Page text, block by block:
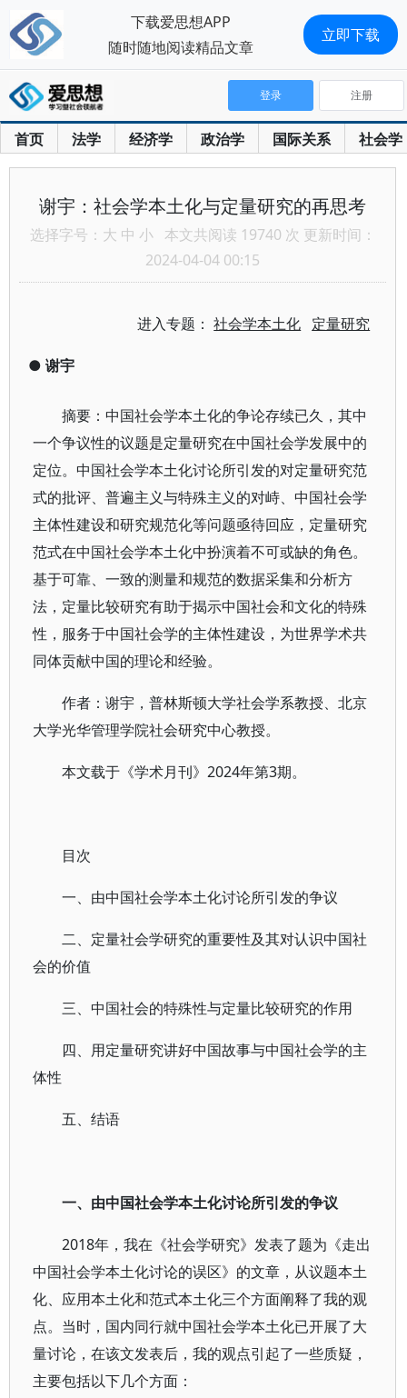
首页 法学 经济学 政治学 国际关系 社会学
登录 注册
谢宇：社会学本土化与定量研究的再思考
选择字号： 大 中 小 本文共阅读 19740 次 更新时间：
2024-04-04 00:15
进入专题：社会学本土化 定量研究
● 谢宇
摘要：中国社会学本土化的争论存续已久，其中
一个争议性的议题是定量研究在中国社会学发展中的
定位。中国社会学本土化讨论所引发的对定量研究范
式的批评、普遍主义与特殊主义的对峙、中国社会学
主体性建设和研究规范化等问题亟待回应，定量研究
范式在中国社会学本土化中扮演着不可或缺的角色。
基于可靠、一致的测量和规范的数据采集和分析方
法，定量比较研究有助于揭示中国社会和文化的特殊
性，服务于中国社会学的主体性建设，为世界学术共
同体贡献中国的理论和经验。
作者：谢宇，普林斯顿大学社会学系教授、北京
大学光华管理学院社会研究中心教授。
本文载于《学术月刊》2024年第3期。
目次
一、由中国社会学本土化讨论所引发的争议
二、定量社会学研究的重要性及其对认识中国社
会的价值
三、中国社会的特殊性与定量比较研究的作用
四、用定量研究讲好中国故事与中国社会学的主
体性
五、结语
一、由中国社会学本土化讨论所引发的争议
2018年，我在《社会学研究》发表了题为《走出
中国社会学本土化讨论的误区》的文章，从议题本土
化、应用本土化和范式本土化三个方面阐释了我的观
点。当时，国内同行就中国社会学本土化已开展了大
量讨论，在该文发表后，我的观点引起了一些质疑，
主要包括以下几个方面：
下载爱思想APP
随时随地阅读精品文章
立即下载